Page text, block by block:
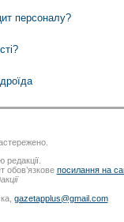
персоналу?
редакції.
обов’язкове посилання на
gazetapplus@gmail.com